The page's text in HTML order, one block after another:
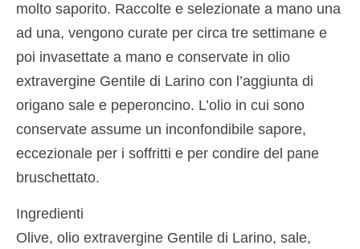
molto saporito. Raccolte e selezionate a mano una
ad una, vengono curate per circa tre settimane e
poi invasettate a mano e conservate in olio
extravergine Gentile di Larino con l’aggiunta di
origano sale e peperoncino. L’olio in cui sono
conservate assume un inconfondibile sapore,
eccezionale per i soffritti e per condire del pane
bruschettato.
Ingredienti
Olive, olio extravergine Gentile di Larino, sale,